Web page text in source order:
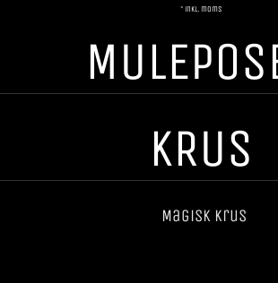
* inkl. moms
KRUS
Magisk krus